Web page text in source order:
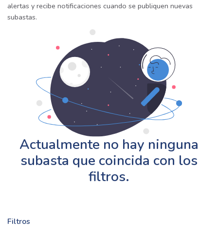
Filtros
alertas y recibe notificaciones cuando se publiquen nuevas
subastas.
Actualmente no hay ninguna
subasta que coincida con los
filtros.